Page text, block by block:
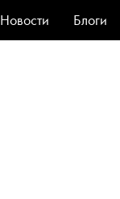
Новости Блоги
Стиль